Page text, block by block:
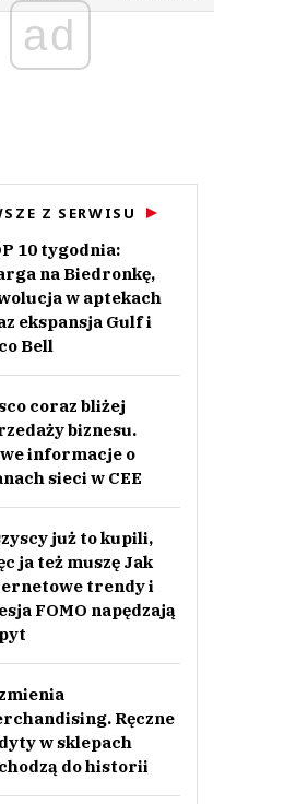
ad
Z SERWISU
10 tygodnia:
na Biedronkę,
w aptekach
ekspansja Gulf i
Bell
coraz bliżej
biznesu.
informacje o
sieci w CEE
już to kupili,
ja też muszę Jak
trendy i
FOMO napędzają
Ręczne
w sklepach
do historii